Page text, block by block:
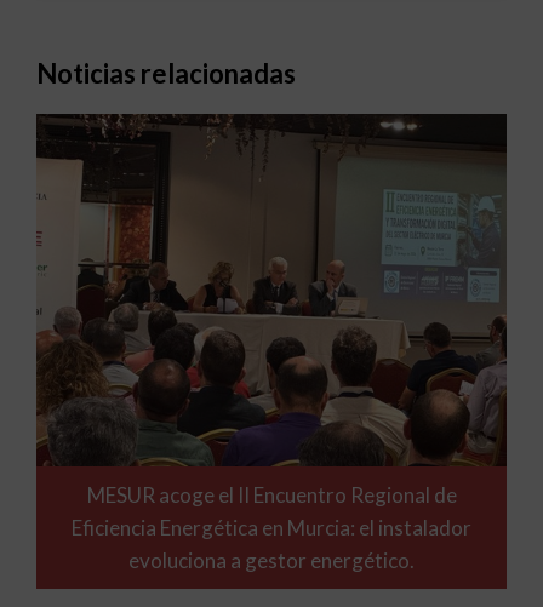
Noticias relacionadas
MESUR acoge el II Encuentro Regional de
Eficiencia Energética en Murcia: el instalador
evoluciona a gestor energético.